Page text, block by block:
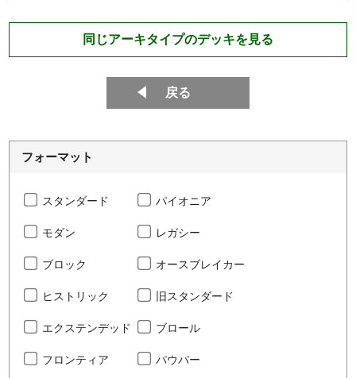
同じアーキタイプのデッキを見る
戻る
フォーマット
スタンダード パイオニア
モダン レガシー
ブロック オースブレイカー
ヒストリック 旧スタンダード
エクステンデッド ブロール
フロンティア パウパー